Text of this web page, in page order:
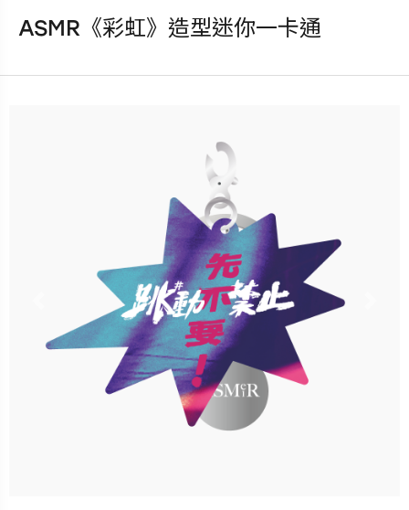
發行：2023-03-31
卡種：一卡通儲值卡-普通卡
已完售
ASMR《彩虹》造型迷你一卡通
Previous